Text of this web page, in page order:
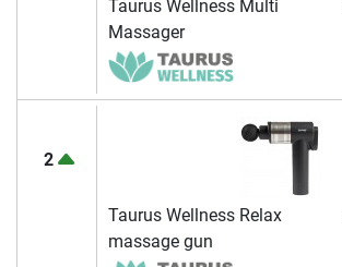
Taurus Wellness Multi
Massager
2
Taurus Wellness Relax
massage gun